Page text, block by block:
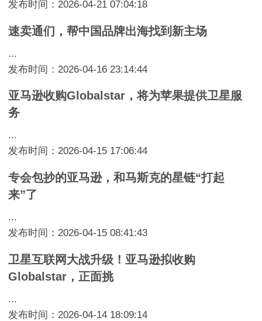
发布时间：2026-04-21 07:04:18
速卖通们，帮中国品牌出海找到新主场
...
发布时间：2026-04-16 23:14:44
亚马逊收购Globalstar，将为苹果提供卫星服
务
...
发布时间：2026-04-15 17:06:44
专会包抄的亚马逊，和马斯克的星链“打起
来”了
...
发布时间：2026-04-15 08:41:43
卫星互联网大战升级！亚马逊拟收购
Globalstar，正面挑
...
发布时间：2026-04-14 18:09:14